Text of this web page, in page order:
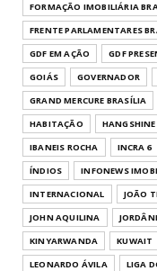
FORMAÇÃO IMOBILIÁRIA
FRENTE PARLAMENTARES
GDF EM AÇÃO
GDF
GOIÁS
GOVERNADOR
GRAND MERCURE BRASÍLIA
HABITAÇÃO
HANGSHINE
IBANEIS ROCHA
INCRA 6
ÍNDIOS
INFONEWS
INTERNACIONAL
JOÃO
JOHN AQUILINA
KINYARWANDA
KUWAIT
LEONARDO ÁVILA
LIGA